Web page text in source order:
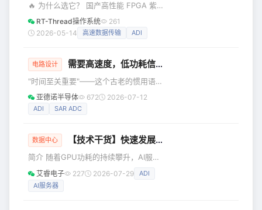
热插拔控制器正转型升级为供电入口节
点与首道防线，可提供实时遥测数据、
支持预测性维护、优化容量规划，同时
🔥 为什么选它？ 国产高性能 FPGA 紫
光同创 PGL22G，40nm 工艺，21K
LUT4 逻辑资源，板载 256MB DDR3 缓
AD7606，16 位精度，每通道
高阻抗输入，内置 ±16.5V 钳位保护。
零 CPU 干预的高速传输 通过 DSMC/
RT-Thread操作系统
261
2026-05-14
高速数据传输 ADI
电路设计 需要高速度，低功耗信号链选择SAR型还是∑-Δ型？
"时间至关重要"——这个古老的惯用语可
以应用于任何领域，但当应用于现实世
界信号的采样时，它是我们工程学科的
链选择何种ADC架构类型：∑-Δ还是逐次
构，系统设计人员便可创建所需的电路
以获得必要的系统性能。此时，设计人
员需要考虑其低功耗精密信号链的最重
亚德诺半导体 672 2026-07-12
ADI SAR ADC
数据中心 【技术干货】快速发展的AI服务器高压热插拔保护与遥测技术
简介 随着GPU功耗的持续攀升，AI服务
器环境中的供电需求不断增长，其采用
的供电架构从48V向800V的转型变化，
艾睿电子 227 2026-07-29
ADI
AI服务器